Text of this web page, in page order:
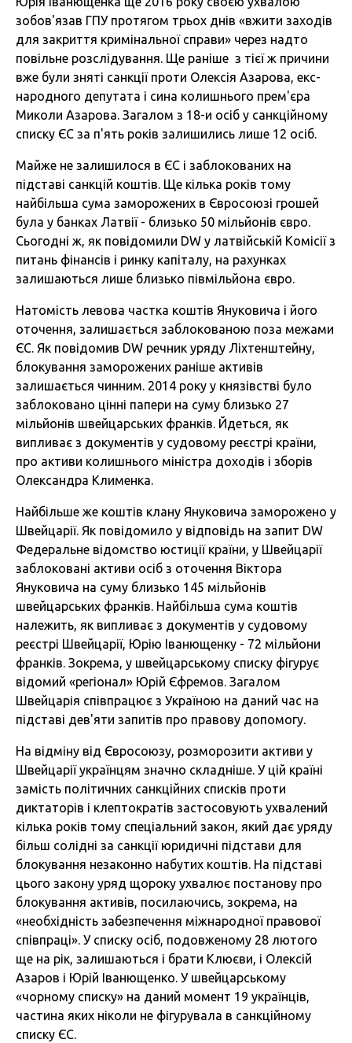
зобов'язав ГПУ протягом трьох днів «вжити заходів
для закриття кримінальної справи» через надто
повільне розслідування. Ще раніше з тієї ж причини
вже були зняті санкції проти Олексія Азарова, екс-
народного депутата і сина колишнього прем'єра
Миколи Азарова. Загалом з 18-и осіб у санкційному
списку ЄС за п'ять років залишились лише 12 осіб.
Майже не залишилося в ЄС і заблокованих на
підставі санкцій коштів. Ще кілька років тому
найбільша сума заморожених в Євросоюзі грошей
була у банках Латвії - близько 50 мільйонів євро.
Сьогодні ж, як повідомили DW у латвійській Комісії з
питань фінансів і ринку капіталу, на рахунках
залишаються лише близько півмільйона євро.
Натомість левова частка коштів Януковича і його
оточення, залишається заблокованою поза межами
ЄС. Як повідомив DW речник уряду Ліхтенштейну,
блокування заморожених раніше активів
залишається чинним. 2014 року у князівстві було
заблоковано цінні папери на суму близько 27
мільйонів швейцарських франків. Йдеться, як
випливає з документів у судовому реєстрі країни,
про активи колишнього міністра доходів і зборів
Олександра Клименка.
Найбільше же коштів клану Януковича заморожено у
Швейцарії. Як повідомило у відповідь на запит DW
Федеральне відомство юстиції країни, у Швейцарії
заблоковані активи осіб з оточення Віктора
Януковича на суму близько 145 мільйонів
швейцарських франків. Найбільша сума коштів
належить, як випливає з документів у судовому
реєстрі Швейцарії, Юрію Іванющенку - 72 мільйони
франків. Зокрема, у швейцарському списку фігурує
відомий «регіонал» Юрій Єфремов. Загалом
Швейцарія співпрацює з Україною на даний час на
підставі дев'яти запитів про правову допомогу.
На відміну від Євросоюзу, розморозити активи у
Швейцарії українцям значно складніше. У цій країні
замість політичних санкційних списків проти
диктаторів і клептократів застосовують ухвалений
кілька років тому спеціальний закон, який дає уряду
більш солідні за санкції юридичні підстави для
блокування незаконно набутих коштів. На підставі
цього закону уряд щороку ухвалює постанову про
блокування активів, посилаючись, зокрема, на
«необхідність забезпечення міжнародної правової
співпраці». У списку осіб, подовженому 28 лютого
ще на рік, залишаються і брати Клюєви, і Олексій
Азаров і Юрій Іванющенко. У швейцарському
«чорному списку» на даний момент 19 українців,
частина яких ніколи не фігурувала в санкційному
списку ЄС.